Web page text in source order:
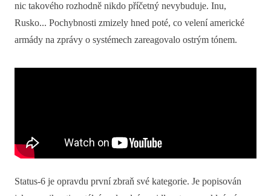
nic takového rozhodně nikdo příčetný nevybuduje. Inu,
Rusko... Pochybnosti zmizely hned poté, co velení americké
armády na zprávy o systémech zareagovalo ostrým tónem.
Status-6 je opravdu první zbraň své kategorie. Je popisován